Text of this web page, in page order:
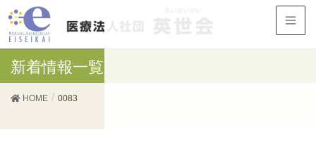
新着情報一覧
HOME 0083